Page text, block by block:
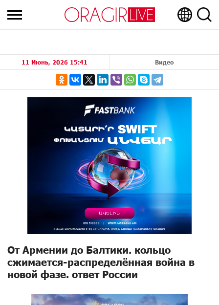
11 Июнь, 2026 15:41 Видео
От Армении до Балтики. кольцо
сжимается-распределённая война в
новой фазе. ответ России